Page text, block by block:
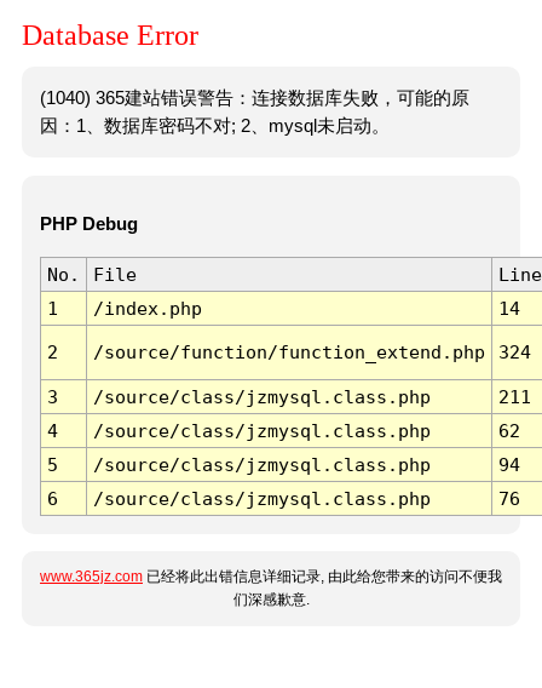
Database Error
(1040) 365建站错误警告：连接数据库失败，可能的原
因：1、数据库密码不对; 2、mysql未启动。
PHP Debug
No. File
Line
1
/index.php 14
2 /source/function/function_extend.php 324
3 /source/class/jzmysql.class.php
211
4
/source/class/jzmysql.class.php
62
5
/source/class/jzmysql.class.php
94
6
/source/class/jzmysql.class.php 76
www.365jz.com 已经将此出错信息详细记录, 由此给您带来的访问不便我
们深感歉意.